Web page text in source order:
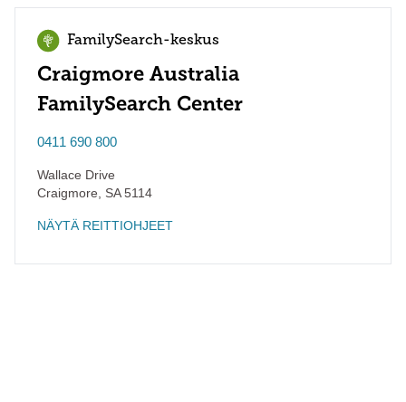
FamilySearch-keskus
Craigmore Australia
FamilySearch Center
0411 690 800
Wallace Drive
Craigmore
SA5114
NÄYTÄ REITTIOHJEET